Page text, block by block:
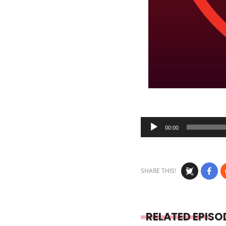
Audio
Player
00:00
SHARE THIS!
RELATED